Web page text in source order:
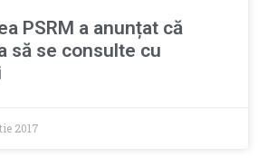
PSRM a anunțat că
să se consulte cu
2017